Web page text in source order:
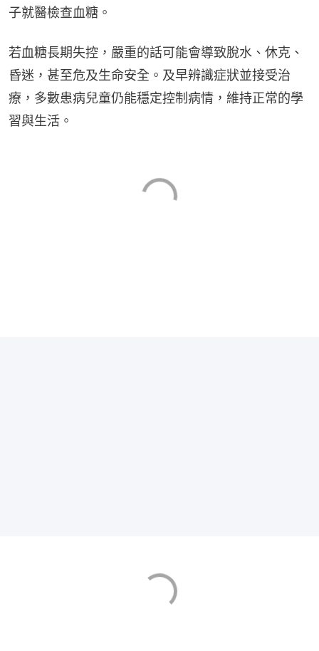
子就醫檢查血糖。
若血糖長期失控，嚴重的話可能會導致脫水、休克、
昏迷，甚至危及生命安全。及早辨識症狀並接受治
療，多數患病兒童仍能穩定控制病情，維持正常的學
習與生活。